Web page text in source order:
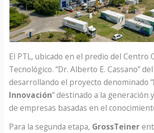
El PTL, ubicado en el predio del Centro
Tecnológico. “Dr. Alberto E. Cassano”
desarrollando el proyecto denominado “
Innovación” destinado a la generación
de empresas basadas en el
Para la segunda etapa, GrossTeiner